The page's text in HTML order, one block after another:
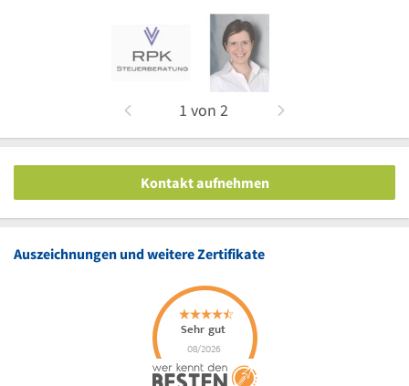
1 von 2
Kontakt aufnehmen
Auszeichnungen und weitere Zertifikate